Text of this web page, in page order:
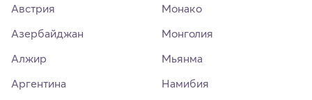
Австрия
Азербайджан
Алжир
Аргентина
Монако
Монголия
Мьянма
Намибия